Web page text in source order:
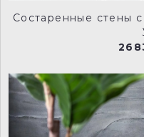
Состаренные стены